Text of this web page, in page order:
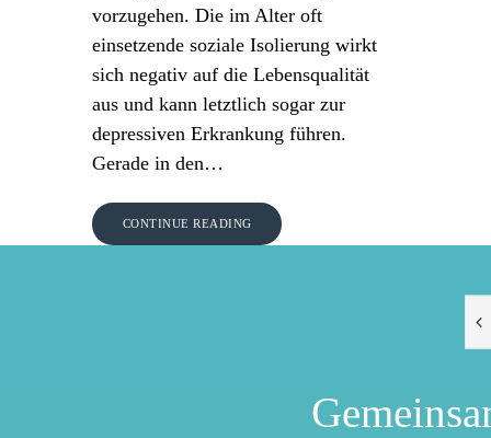
vorzugehen. Die im Alter oft
einsetzende soziale Isolierung wirkt
sich negativ auf die Lebensqualität
aus und kann letztlich sogar zur
depressiven Erkrankung führen.
Gerade in den…
CONTINUE READING